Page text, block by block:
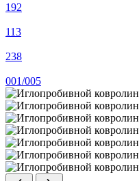
192
113
238
001/005